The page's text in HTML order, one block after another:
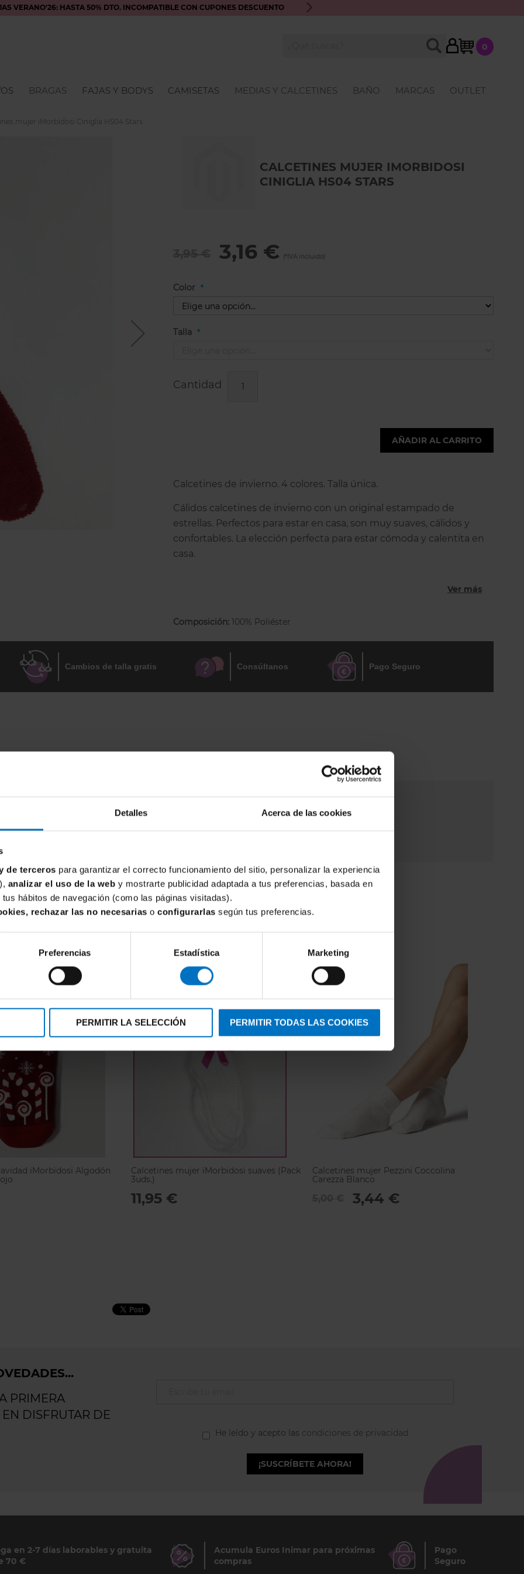
Detalles Acerca de las cookies
de terceros para garantizar el correcto funcionamiento del sitio, personalizar la experiencia
analizar el uso de la web y mostrarte publicidad adaptada a tus preferencias, basada en
hábitos de navegación (como las páginas visitadas).
rechazar las no necesarias o configurarlas según tus preferencias.
Preferencias Estadística Marketing
PERMITIR LA SELECCIÓN PERMITIR TODAS LAS COOKIES
VERANO'26: HASTA 50% DTO. INCOMPATIBLE CON CUPONES DESCUENTO ENVÍO GRATIS A PARTIR DE 70€ · ATENCIÓN
My Cart
0
BUSCAR
BRAGAS FAJAS Y BODYS CAMISETAS MEDIAS Y CALCETINES BAÑO MARCAS OUTLET
mujer iMorbidosi Ciniglia HS04 Stars
CALCETINES MUJER IMORBIDOSI
CINIGLIA HS04 STARS
3,16 €
Color
Talla
Cantidad
AÑADIR AL CARRITO
Calcetines de invierno. 4 colores. Talla única.
Cálidos calcetines de invierno con un original estampado de
estrellas. Perfectos para estar en casa, son muy suaves, cálidos y
confortables. La elección perfecta para estar cómoda y calentita en
casa.
Ver más
Composición: 100% Poliéster
Cambios de talla gratis Consúltanos Pago Seguro
iMorbidosi Algodón
Calcetines mujer iMorbidosi suaves (Pack
3uds.)
11,95 €
Calcetines mujer Pezzini Coccolina
Carezza Blanco
3,44 €
PRIMERA
DISFRUTAR DE
He leído y acepto las condiciones de privacidad
¡SUSCRÍBETE AHORA!
en 2-7 días laborables y gratuita
70 €
Acumula Euros Inimar para próximas
compras
Pago
Seguro